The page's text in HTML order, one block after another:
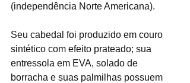
(independência Norte Americana).
Seu cabedal foi produzido em couro
sintético com efeito prateado; sua
entressola em EVA, solado de
borracha e suas palmilhas possuem